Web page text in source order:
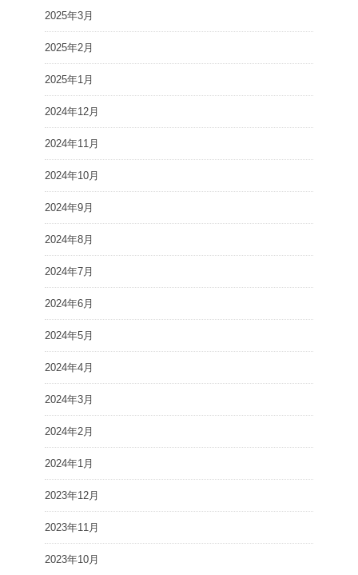
2025年3月
2025年2月
2025年1月
2024年12月
2024年11月
2024年10月
2024年9月
2024年8月
2024年7月
2024年6月
2024年5月
2024年4月
2024年3月
2024年2月
2024年1月
2023年12月
2023年11月
2023年10月